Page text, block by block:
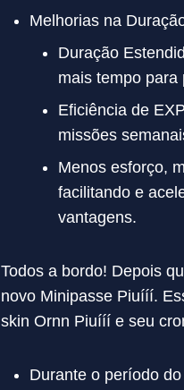
Melhorias na
Duração
mais tempo para
Eficiência de
missões
Menos esforço,
facilitando e
vantagens.
Todos a bordo! Depois
novo Minipasse Piuííí.
skin Ornn Piuííí e seu
Durante o período